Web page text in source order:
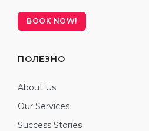
BOOK NOW!
ПОЛЕЗНО
About Us
Our Services
Success Stories